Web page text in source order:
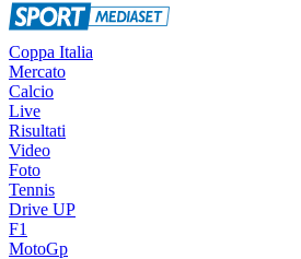
Coppa Italia
Mercato
Calcio
Live
Risultati
Video
Foto
Tennis
Drive UP
F1
MotoGp